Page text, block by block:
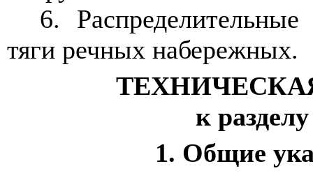
6.
тяги речных набережных.
к
1. Общие